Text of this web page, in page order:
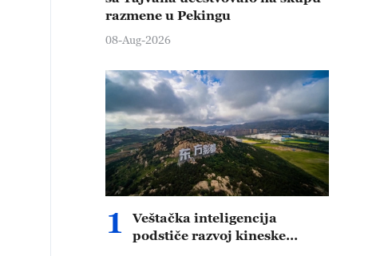
razmene u Pekingu
08-Aug-2026
1
Veštačka inteligencija
podstiče razvoj kineske